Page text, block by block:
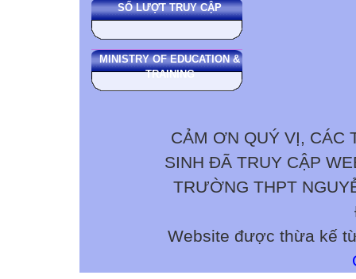
SỐ LƯỢT TRUY CẬP
MINISTRY OF EDUCATION &
TRAINING
CẢM ƠN QUÝ VỊ, CÁC
SINH ĐÃ TRUY CẬP
TRƯỜNG THPT
Website được thừa kế